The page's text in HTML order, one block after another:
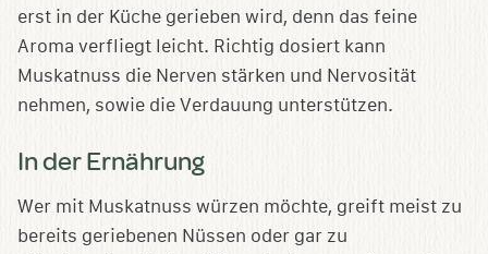
erst in der Küche gerieben wird, denn das feine
Aroma verfliegt leicht. Richtig dosiert kann
Muskatnuss die Nerven stärken und Nervosität
nehmen, sowie die Verdauung unterstützen.
In der Ernährung
Wer mit Muskatnuss würzen möchte, greift meist zu
bereits geriebenen Nüssen oder gar zu